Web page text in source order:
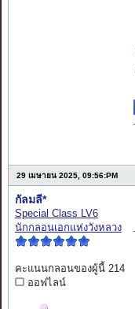
29 เมษายน 2025, 09:56:PM
กัลมลี*
Special Class LV6
นักกลอนเอกแห่งวังหลวง
คะแนนกลอนของผู้นี้ 214
ออฟไลน์